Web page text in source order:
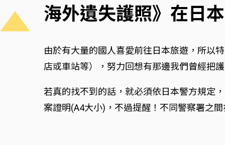
海外遺失護照》在日
由於有大量的國人喜愛前往日本旅遊，所以
店或車站等），努力回想有那邊我們曾經把
若真的找不到的話，就必須依日本警方規定
案證明(A4大小)，不過提醒！不同警察署之